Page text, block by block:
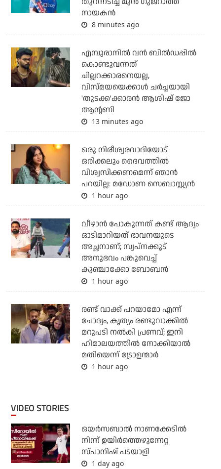
നായകന്‍
8 minutes ago
എമ്പുരാനില്‍ വന്‍ ബില്‍ഡപ്പില്‍
കൊണ്ടുവന്നത്
ചില്ലറക്കാരനെയല്ല,
വിസ്മയയെക്കാള്‍ ചര്‍ച്ചയായി
'തുടക്ക'ക്കാരന്‍ ആശിഷ് ജോ
ആന്റണി
13 minutes ago
ഒരു നിരീശ്വരവാദിയോട്
ഒരിക്കലും ദൈവത്തിൽ
വിശ്വസിക്കണമെന്ന് ഞാൻ
പറയില്ല: മഡോണ സെബാസ്റ്റ്യൻ
1 hour ago
വീഴാന്‍ പോകുന്നത് കണ്ട് ആദ്യം
ഓടിമാറിയത് ഭാവനയുടെ
അച്ഛനാണ്; സ്വപ്‌നക്കൂട്
അനുഭവം പങ്കുവെച്ച്
കുഞ്ചാക്കോ ബോബന്‍
1 hour ago
രണ്ട് വാക്ക് പറയാമോ എന്ന്
ചോദ്യം, കൃത്യം രണ്ടുവാക്കില്‍
മറുപടി നല്‍കി പ്രണവ്; ഇനി
ഹിമാലയത്തില്‍ നോക്കിയാല്‍
മതിയെന്ന് ട്രോളന്മാര്‍
1 hour ago
VIDEO STORIES
ഒയര്‍സബാൽ നാണക്കേടിൽ
നിന്ന് ഉയിർത്തെഴുന്നേറ്റ
സ്പാനിഷ് പടയാളി
1 day ago